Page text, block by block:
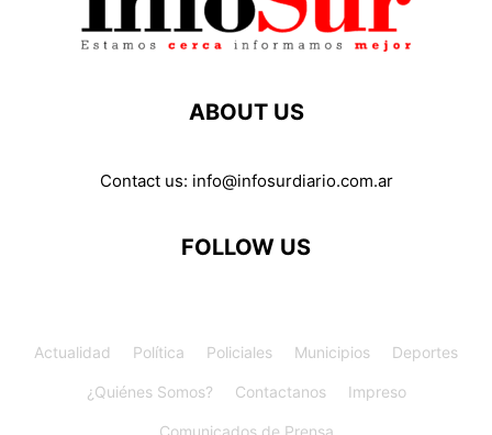
ABOUT US
Contact us: info@infosurdiario.com.ar
FOLLOW US
Actualidad Política Policiales Municipios Deportes
¿Quiénes Somos? Contactanos Impreso
Comunicados de Prensa